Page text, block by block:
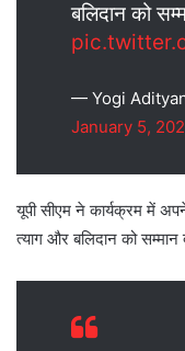
बलिदान को
— Yogi
January 5,
यूपी सीएम ने कार्यक्रम में
त्याग और बलिदान को